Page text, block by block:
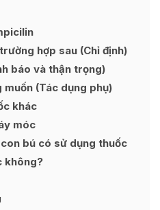
hợp sau (Chỉ định)
báo và thận trọng)
(Tác dụng phụ)
khác
móc
bú có sử dụng thuốc
không?